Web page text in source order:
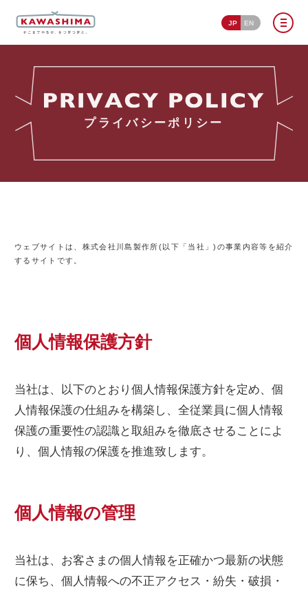
JP EN
プライバシーポリシー
ウェブサイトは、株式会社川島製作所(以下「当社」)の事業内容等を紹介
するサイトです。
個人情報保護方針
当社は、以下のとおり個人情報保護方針を定め、個
人情報保護の仕組みを構築し、全従業員に個人情報
保護の重要性の認識と取組みを徹底させることによ
り、個人情報の保護を推進致します。
個人情報の管理
当社は、お客さまの個人情報を正確かつ最新の状態
に保ち、個人情報への不正アクセス・紛失・破損・